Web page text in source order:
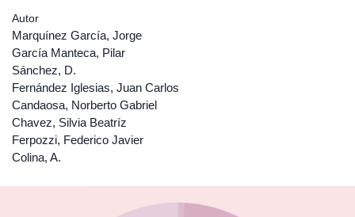
Autor
Marquínez García, Jorge
García Manteca, Pilar
Sánchez, D.
Fernández Iglesias, Juan Carlos
Candaosa, Norberto Gabriel
Chavez, Silvia Beatríz
Ferpozzi, Federico Javier
Colina, A.